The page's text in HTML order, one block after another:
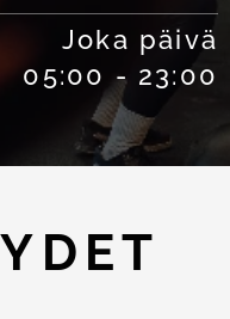
Joka päivä
05:00 - 23:00